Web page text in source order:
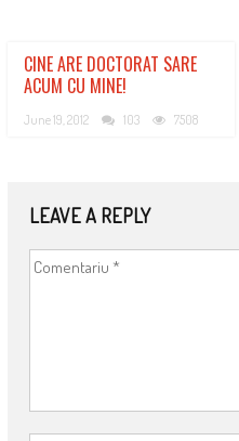
CINE ARE DOCTORAT SARE
ACUM CU MINE!
June 19, 2012 103 7508
LEAVE A REPLY